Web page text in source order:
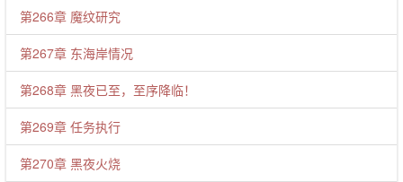
第266章 魔纹研究
第267章 东海岸情况
第268章 黑夜已至，至序降临！
第269章 任务执行
第270章 黑夜火烧